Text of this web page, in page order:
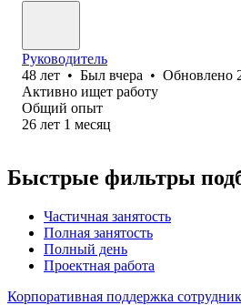
Руководитель
48 лет • Был вчера • Обновлено
Активно ищет работу
Общий опыт
26 лет 1 месяц
Быстрые фильтры
Частичная занятость
Полная занятость
Полный день
Проектная работа
Корпоративная поддержка